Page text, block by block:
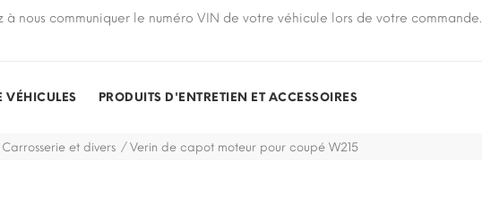
à nous communiquer le numéro VIN de votre véhicule lors de votre commande.
VÉHICULES PRODUITS D'ENTRETIEN ET ACCESSOIRES
Carrosserie et divers Verin de capot moteur pour coupé W215